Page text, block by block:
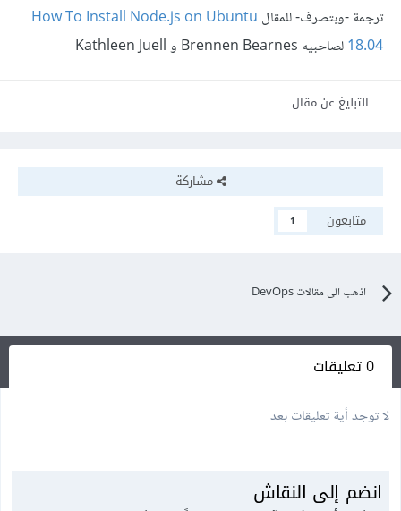
ترجمة -وبتصرف- للمقال How To Install Node.js on Ubuntu
18.04لصاحبيه Brennen Bearnes و Kathleen Juell
التبليغ عن مقال
مشاركة
متابعون
1
اذهب الى مقالات DevOps
0 تعليقات
لا توجد أية تعليقات بعد
انضم إلى النقاش